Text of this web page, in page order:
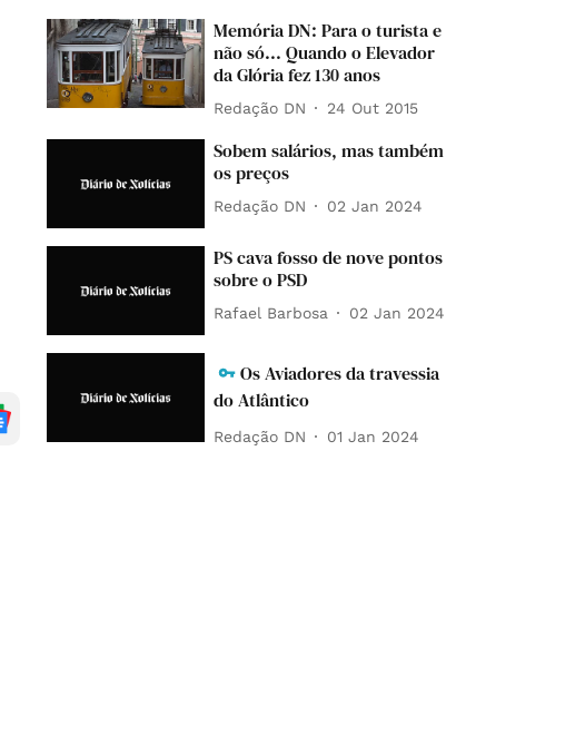
Memória DN: Para o turista e
não só... Quando o Elevador
da Glória fez 130 anos
Redação DN 24 Out 2015
Sobem salários, mas também
os preços
Redação DN 02 Jan 2024
PS cava fosso de nove pontos
sobre o PSD
Rafael Barbosa 02 Jan 2024
Os Aviadores da travessia
do Atlântico
Redação DN 01 Jan 2024